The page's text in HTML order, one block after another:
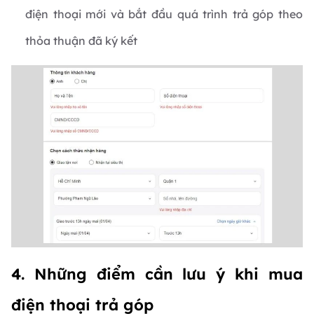
điện thoại mới và bắt đầu quá trình trả góp theo
thỏa thuận đã ký kết
4. Những điểm cần lưu ý khi mua
điện thoại trả góp